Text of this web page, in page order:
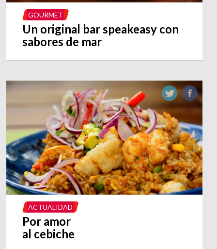
GOURMET
Un original bar speakeasy con
sabores de mar
ACTUALIDAD
Por amor
al cebiche